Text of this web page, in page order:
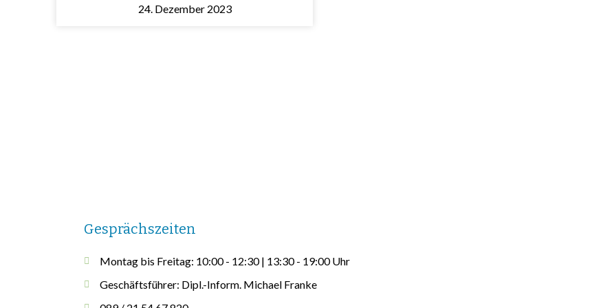
24. Dezember 2023
Gesprächszeiten
Montag bis Freitag: 10:00 - 12:30 | 13:30 - 19:00 Uhr
Geschäftsführer: Dipl.-Inform. Michael Franke